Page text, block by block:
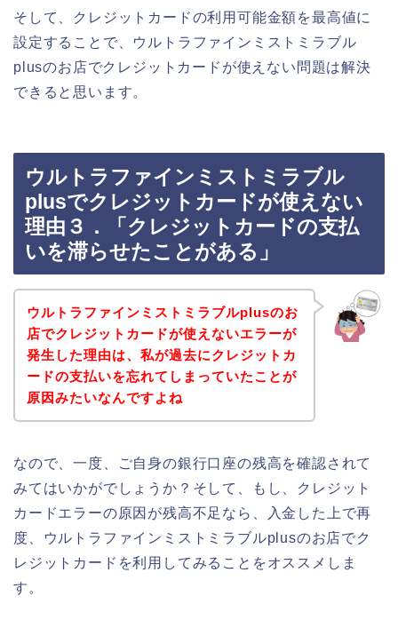
そして、クレジットカードの利用可能金額を最高値に
設定することで、ウルトラファインミストミラブル
plusのお店でクレジットカードが使えない問題は解決
できると思います。
ウルトラファインミストミラブル
plusでクレジットカードが使えない
理由３．「クレジットカードの支払
いを滞らせたことがある」
ウルトラファインミストミラブルplusのお
店でクレジットカードが使えないエラーが
発生した理由は、私が過去にクレジットカ
ードの支払いを忘れてしまっていたことが
原因みたいなんですよね
なので、一度、ご自身の銀行口座の残高を確認されて
みてはいかがでしょうか？そして、もし、クレジット
カードエラーの原因が残高不足なら、入金した上で再
度、ウルトラファインミストミラブルplusのお店でク
レジットカードを利用してみることをオススメしま
す。